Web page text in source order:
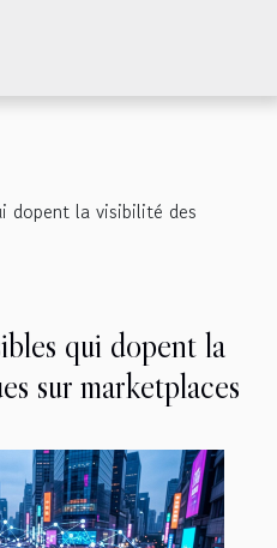
dopent la visibilité des
qui dopent la
sur marketplaces